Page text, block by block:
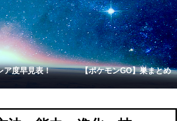
ア度早見表！ 【ポケモンGO】巣まとめ